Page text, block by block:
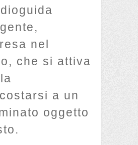
nel
che si attiva
a un
oggetto